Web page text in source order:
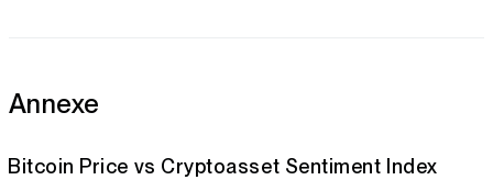
Annexe
Bitcoin Price vs Cryptoasset Sentiment Index